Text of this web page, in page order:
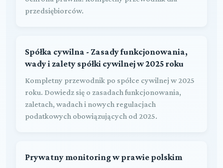
przedsiębiorców.
Spółka cywilna - Zasady funkcjonowania,
wady i zalety spółki cywilnej w 2025 roku
Kompletny przewodnik po spółce cywilnej w 2025
roku. Dowiedz się o zasadach funkcjonowania,
zaletach, wadach i nowych regulacjach
podatkowych obowiązujących od 2025.
Prywatny monitoring w prawie polskim